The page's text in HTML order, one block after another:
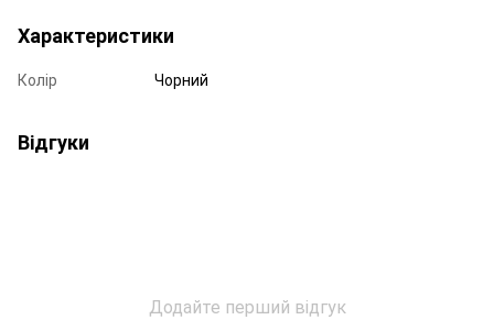
Характеристики
Колір Чорний
Відгуки
Додайте перший відгук